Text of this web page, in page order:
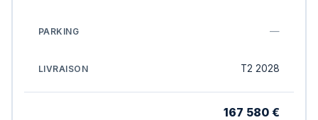
—
T2 2028
167 580 €